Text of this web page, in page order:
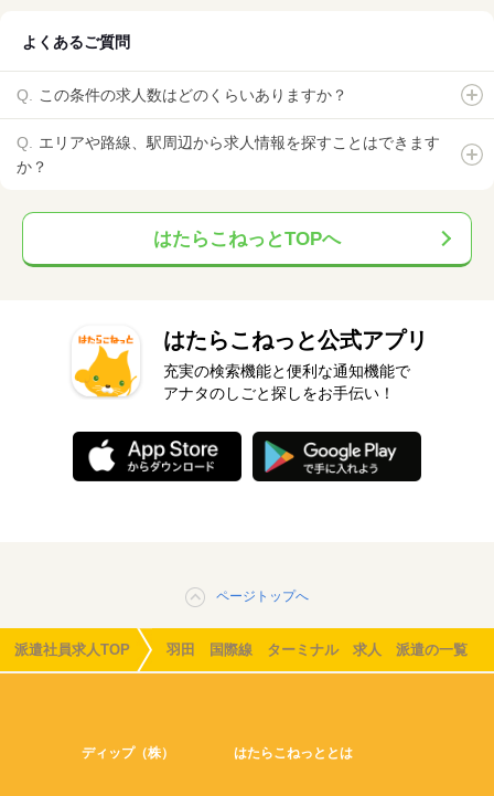
よくあるご質問
この条件の求人数はどのくらいありますか？
エリアや路線、駅周辺から求人情報を探すことはできます
か？
はたらこねっとTOPへ
はたらこねっと公式アプリ
充実の検索機能と便利な通知機能で
アナタのしごと探しをお手伝い！
ページトップへ
派遣社員求人TOP 羽田 国際線 ターミナル 求人 派遣の一覧
ディップ（株） はたらこねっととは